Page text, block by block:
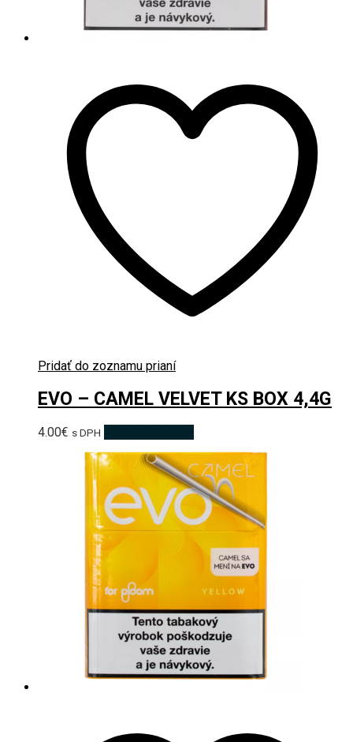
Pridať do zoznamu prianí
EVO – CAMEL VELVET KS BOX 4,4G
4.00€ s DPH